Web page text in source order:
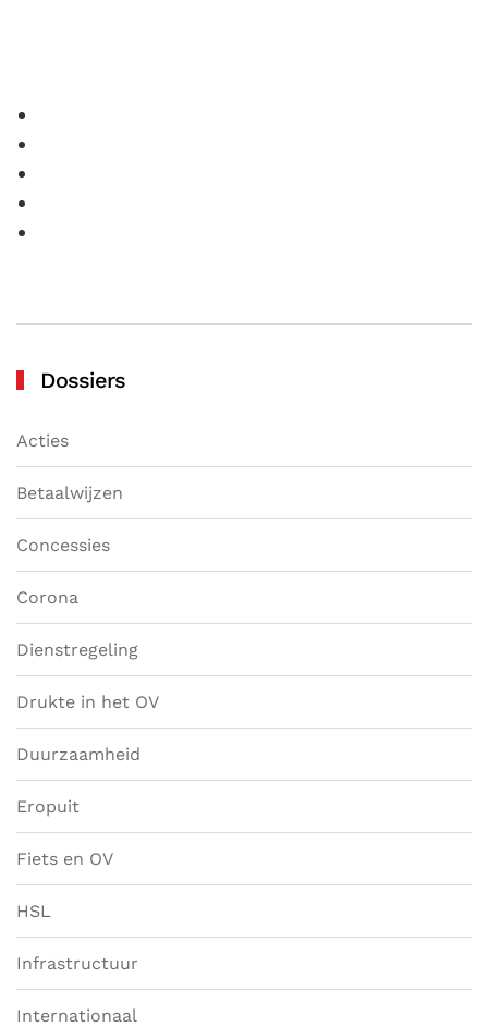
Dossiers
Acties
Betaalwijzen
Concessies
Corona
Dienstregeling
Drukte in het OV
Duurzaamheid
Eropuit
Fiets en OV
HSL
Infrastructuur
Internationaal